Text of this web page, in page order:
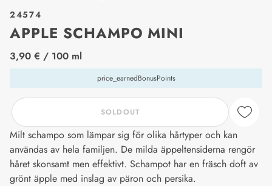
24574
APPLE SCHAMPO MINI
price_label
3,90 € / 100 ml
price_earnedBonusPoints
SOLDOUT
Milt schampo som lämpar sig för olika hårtyper och kan
användas av hela familjen. De milda äppeltensiderna rengör
håret skonsamt men effektivt. Schampot har en fräsch doft av
grönt äpple med inslag av päron och persika.